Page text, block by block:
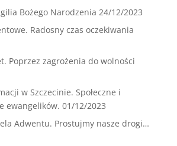
Bożego Narodzenia 24/12/2023
Radosny czas oczekiwania
Poprzez zagrożenia do wolności
w Szczecinie. Społeczne i
ewangelików. 01/12/2023
Adwentu. Prostujmy nasze drogi…